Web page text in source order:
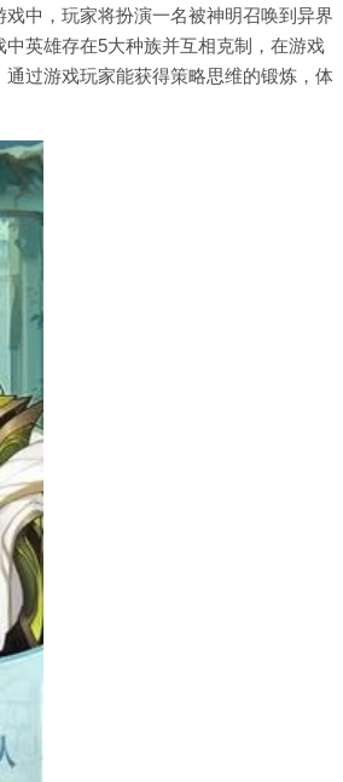
中，玩家将扮演一名被神明召唤到异界
英雄存在5大种族并互相克制，在游戏
过游戏玩家能获得策略思维的锻炼，体